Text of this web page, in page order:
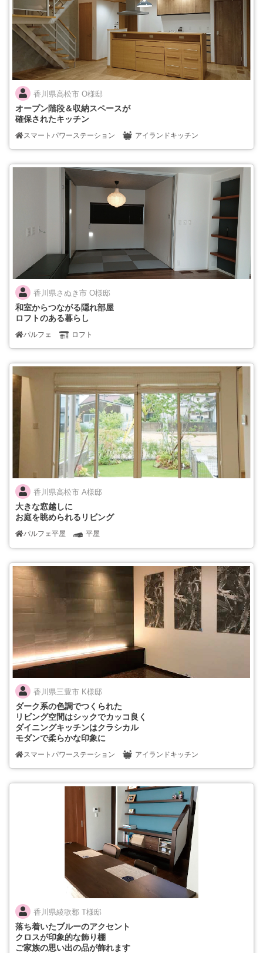
香川県高松市 O様邸
オープン階段＆収納スペースが
確保されたキッチン
スマートパワーステーション アイランドキッチン
香川県さぬき市 O様邸
和室からつながる隠れ部屋
ロフトのある暮らし
パルフェ ロフト
香川県高松市 A様邸
大きな窓越しに
お庭を眺められるリビング
パルフェ平屋 平屋
香川県三豊市 K様邸
ダーク系の色調でつくられた
リビング空間はシックでカッコ良く
ダイニングキッチンはクラシカル
モダンで柔らかな印象に
スマートパワーステーション アイランドキッチン
香川県綾歌郡 T様邸
落ち着いたブルーのアクセント
クロスが印象的な飾り棚
ご家族の思い出の品が飾れます